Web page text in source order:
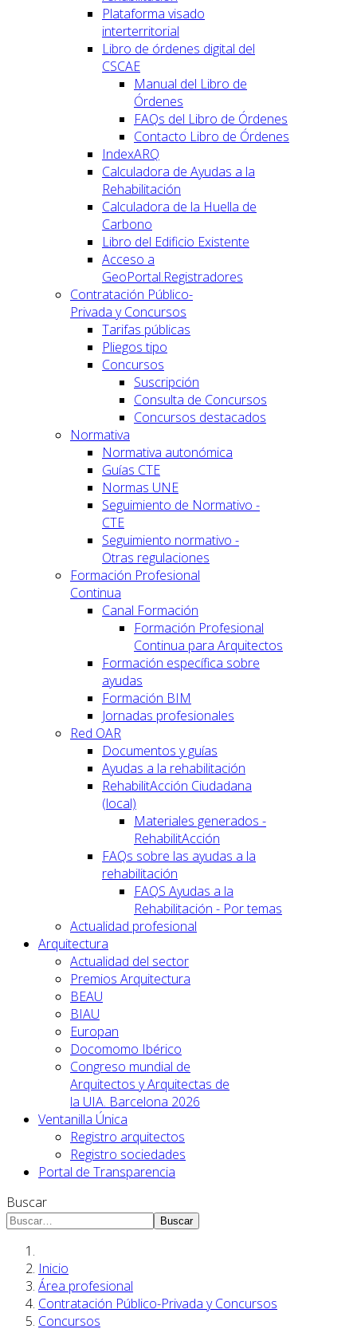
Plataforma visado
interterritorial
Libro de órdenes digital del
CSCAE
Manual del Libro de
Órdenes
FAQs del Libro de Órdenes
Contacto Libro de Órdenes
IndexARQ
Calculadora de Ayudas a la
Rehabilitación
Calculadora de la Huella de
Carbono
Libro del Edificio Existente
Acceso a
GeoPortal.Registradores
Contratación Público-
Privada y Concursos
Tarifas públicas
Pliegos tipo
Concursos
Suscripción
Consulta de Concursos
Concursos destacados
Normativa
Normativa autonómica
Guías CTE
Normas UNE
Seguimiento de Normativo -
CTE
Seguimiento normativo -
Otras regulaciones
Formación Profesional
Continua
Canal Formación
Formación Profesional
Continua para Arquitectos
Formación específica sobre
ayudas
Formación BIM
Jornadas profesionales
Red OAR
Documentos y guías
Ayudas a la rehabilitación
RehabilitAcción Ciudadana
(local)
Materiales generados -
RehabilitAcción
FAQs sobre las ayudas a la
rehabilitación
FAQS Ayudas a la
Rehabilitación - Por temas
Actualidad profesional
Arquitectura
Actualidad del sector
Premios Arquitectura
BEAU
BIAU
Europan
Docomomo Ibérico
Congreso mundial de
Arquitectos y Arquitectas de
la UIA. Barcelona 2026
Ventanilla Única
Registro arquitectos
Registro sociedades
Portal de Transparencia
Buscar
Buscar
Inicio
Área profesional
Contratación Público-Privada y Concursos
Concursos